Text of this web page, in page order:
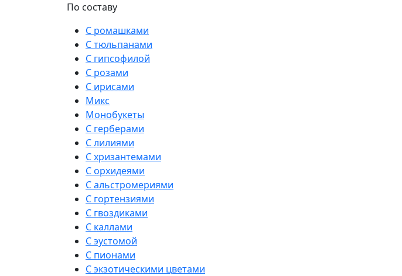
По составу
С ромашками
С тюльпанами
С гипсофилой
С розами
С ирисами
Микс
Монобукеты
С герберами
С лилиями
С хризантемами
С орхидеями
С альстромериями
С гортензиями
С гвоздиками
С каллами
С эустомой
С пионами
С экзотическими цветами